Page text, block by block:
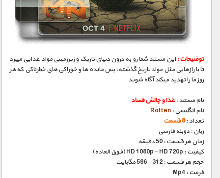
توضیحات :این مستند شما رو به درون دنیای تاریک و زیرزمینی مواد غذایی میبرد
تا با رازهایی مثل مواد تاریخ گذشته، پس مانده ها و خوراکی های خطرناکی که هر
روز ما را تهدید میکند آگاه شوید
نام مستند :غذا و چالش فساد
نام انگلیسی : Rotten
تعداد :8 قسمت
زبان : دوبله فارسی
زمان هر قسمت : 50 دقیقه
کیفیت : HD 1080p – HD 720p (فوق العاده)
حجم هر قسمت : 312 – 586 مگابایت
فرمت : Mp4